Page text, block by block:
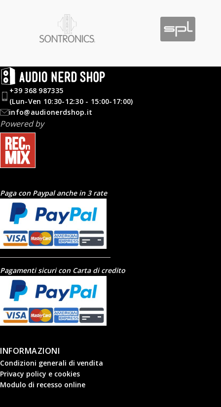
+39 368 987335
(Lun-Ven 10:30-12:30 - 15:00-17:00)
info@audionerdshop.it
Powered by
Paga con Paypal anche in 3 rate
Pagamenti sicuri con Carta di credito
INFORMAZIONI
Condizioni generali di vendita
Privacy policy e cookies
Modulo di recesso online